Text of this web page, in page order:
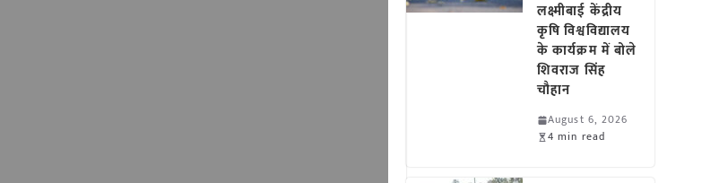
लक्ष्मीबाई केंद्रीय
कृषि विश्वविद्यालय
के कार्यक्रम में बोले
शिवराज सिंह
चौहान
August 6, 2026
4 min read